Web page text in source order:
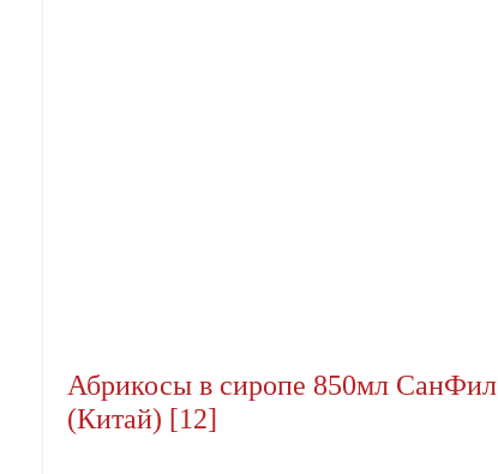
Абрикосы в сиропе 850мл СанФил
(Китай) [12]